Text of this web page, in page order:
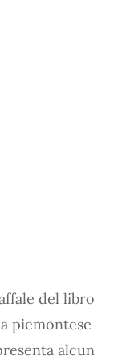
del libro
piemontese
alcun